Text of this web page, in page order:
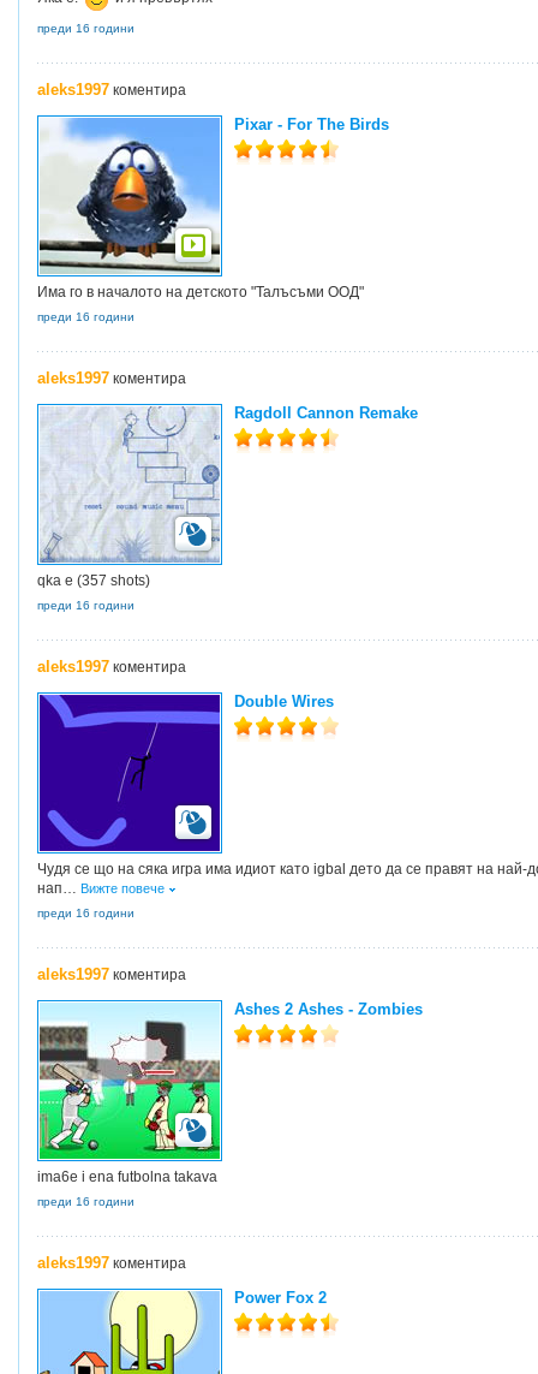
преди 16 години
aleks1997 коментира
Pixar - For The Birds
Има го в началото на детското "Талъсъми ООД"
преди 16 години
aleks1997 коментира
Ragdoll Cannon Remake
qka e (357 shots)
преди 16 години
aleks1997 коментира
Double Wires
Чудя се що на сяка игра има идиот като igbal дето да се правят на най-
нап… Вижте повече
преди 16 години
aleks1997 коментира
Ashes 2 Ashes - Zombies
ima6e i ena futbolna takava
преди 16 години
aleks1997 коментира
Power Fox 2